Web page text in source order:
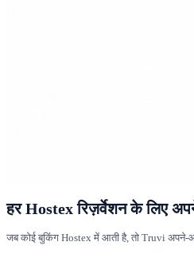
हर Hostex रिज़र्वेशन के लिए
जब कोई बुकिंग Hostex में आती है, तो Truvi